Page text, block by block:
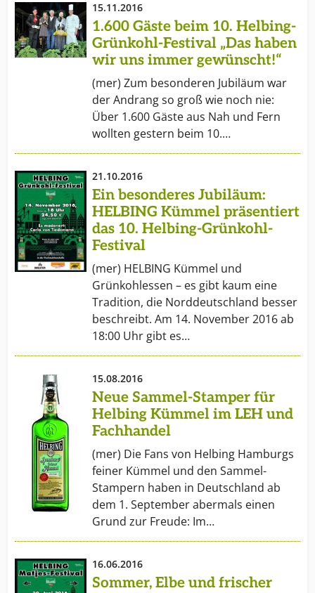
15.11.2016
1.600 Gäste beim 10. Helbing-
Grünkohl-Festival „Das haben
wir uns immer gewünscht!“
(mer) Zum besonderen Jubiläum war
der Andrang so groß wie noch nie:
Über 1.600 Gäste aus Nah und Fern
wollten gestern beim 10.…
21.10.2016
Ein besonderes Jubiläum:
HELBING Kümmel präsentiert
das 10. Helbing-Grünkohl-
Festival
(mer) HELBING Kümmel und
Grünkohlessen – es gibt kaum eine
Tradition, die Norddeutschland besser
beschreibt. Am 14. November 2016 ab
18:00 Uhr gibt es…
15.08.2016
Neue Sammel-Stamper für
Helbing Kümmel im LEH und
Fachhandel
(mer) Die Fans von Helbing Hamburgs
feiner Kümmel und den Sammel-
Stampern haben in Deutschland ab
dem 1. September abermals einen
Grund zur Freude: Im…
16.06.2016
Sommer, Elbe und frischer